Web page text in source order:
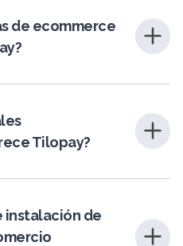
de ecommerce
del mundo y está
Commerce,
Booking y Ecwid.
Tilopay?
las industrias de
en minutos, le da
instalación de